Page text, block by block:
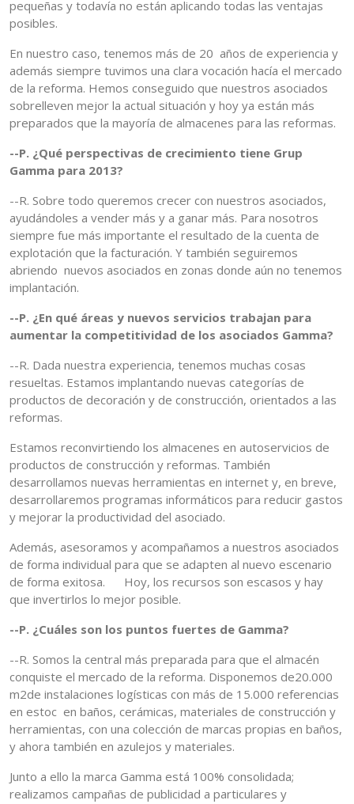
pequeñas y todavía no están aplicando todas las ventajas
posibles.
En nuestro caso, tenemos más de 20 años de experiencia y
además siempre tuvimos una clara vocación hacía el mercado
de la reforma. Hemos conseguido que nuestros asociados
sobrelleven mejor la actual situación y hoy ya están más
preparados que la mayoría de almacenes para las reformas.
--P. ¿Qué perspectivas de crecimiento tiene Grup
Gamma para 2013?
--R. Sobre todo queremos crecer con nuestros asociados,
ayudándoles a vender más y a ganar más. Para nosotros
siempre fue más importante el resultado de la cuenta de
explotación que la facturación. Y también seguiremos
abriendo nuevos asociados en zonas donde aún no tenemos
implantación.
--P. ¿En qué áreas y nuevos servicios trabajan para
aumentar la competitividad de los asociados Gamma?
--R. Dada nuestra experiencia, tenemos muchas cosas
resueltas. Estamos implantando nuevas categorías de
productos de decoración y de construcción, orientados a las
reformas.
Estamos reconvirtiendo los almacenes en autoservicios de
productos de construcción y reformas. También
desarrollamos nuevas herramientas en internet y, en breve,
desarrollaremos programas informáticos para reducir gastos
y mejorar la productividad del asociado.
Además, asesoramos y acompañamos a nuestros asociados
de forma individual para que se adapten al nuevo escenario
de forma exitosa. Hoy, los recursos son escasos y hay
que invertirlos lo mejor posible.
--P. ¿Cuáles son los puntos fuertes de Gamma?
--R. Somos la central más preparada para que el almacén
conquiste el mercado de la reforma. Disponemos de20.000
m2de instalaciones logísticas con más de 15.000 referencias
en estoc en baños, cerámicas, materiales de construcción y
herramientas, con una colección de marcas propias en baños,
y ahora también en azulejos y materiales.
Junto a ello la marca Gamma está 100% consolidada;
realizamos campañas de publicidad a particulares y